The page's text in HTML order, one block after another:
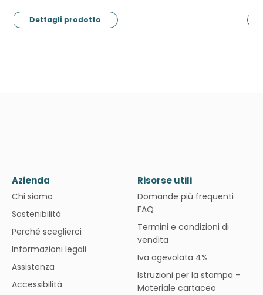
Dettagli prodotto
Azienda
Chi siamo
Sostenibilità
Perché sceglierci
Informazioni legali
Assistenza
Accessibilità
Risorse utili
Domande più frequenti
FAQ
Termini e condizioni di
vendita
Iva agevolata 4%
Istruzioni per la stampa -
Materiale cartaceo